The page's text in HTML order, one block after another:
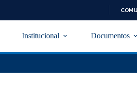
Institucional Documentos